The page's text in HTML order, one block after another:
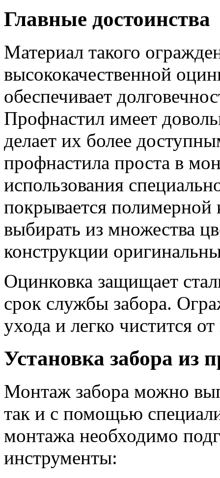
Главные достоинства
Материал такого
высококачественной
обеспечивает
Профнастил имеет
делает их более
профнастила проста в
использования
покрывается полимерной
выбирать из множества
конструкции
Оцинковка защищает
срок службы забора.
ухода и легко чистится
Установка забора из
Монтаж забора можно
так и с помощью
монтажа необходимо
инструменты: